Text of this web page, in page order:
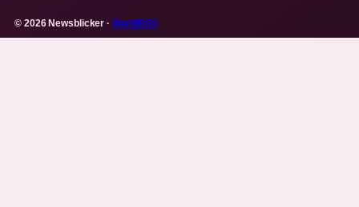
© 2026 Newsblicker · WorldRSS